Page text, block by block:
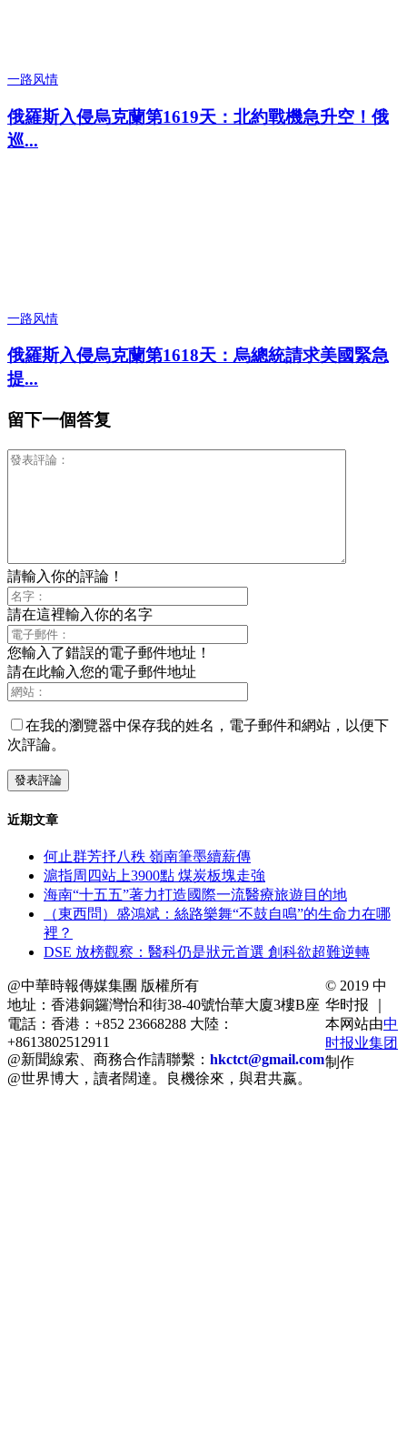
一路风情
俄羅斯入侵烏克蘭第1619天：北約戰機急升空！俄
巡...
一路风情
俄羅斯入侵烏克蘭第1618天：烏總統請求美國緊急
提...
留下一個答复
請輸入你的評論！
請在這裡輸入你的名字
您輸入了錯誤的電子郵件地址！
請在此輸入您的電子郵件地址
在我的瀏覽器中保存我的姓名，電子郵件和網站，以便下
次評論。
近期文章
何止群芳抒八秩 嶺南筆墨續薪傳
滬指周四站上3900點 煤炭板塊走強
海南“十五五”著力打造國際一流醫療旅遊目的地
（東西問）盛鴻斌：絲路樂舞“不鼓自鳴”的生命力在哪
裡？
DSE 放榜觀察：醫科仍是狀元首選 創科欲超難逆轉
@中華時報傳媒集團 版權所有
地址：香港銅鑼灣怡和街38-40號怡華大廈3樓B座
電話：香港：+852 23668288 大陸：
+8613802512911
@新聞線索、商務合作請聯繫： hkctct@gmail.com
@世界博大，讀者闊達。良機徐來，與君共嬴。
© 2019 中
华时报 ｜
本网站由中
时报业集团
制作